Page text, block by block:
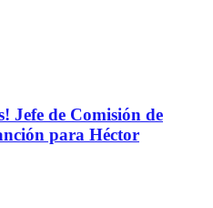
Jefe de Comisión de
para Héctor